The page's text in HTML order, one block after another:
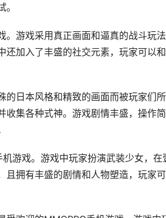
。游戏采用真正画面和逼真的战斗玩
还加入了丰盛的社交元素，玩家可以
的日本风格和精致的画面而被玩家们
收集各种式神。游戏剧情丰盛，操作
游戏。游戏中玩家扮演武装少女，
且拥有丰盛的剧情和人物塑造，玩家